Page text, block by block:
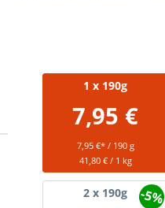
1 x 190g
7,95 €
7,95 €* / 190 g
41,80 € / 1 kg
2 x 190g -5%